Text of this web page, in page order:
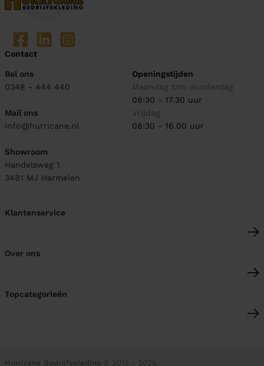
Contact
Bel ons
0348 - 444 440
Mail ons
info@hurricane.nl
Showroom
Handelsweg 1
3481 MJ Harmelen
Openingstijden
Maandag t/m donderdag
08:30 - 17.30 uur
Vrijdag
08:30 - 16.00 uur
Klantenservice
Over ons
Topcategorieën
Hurricane Bedrijfskleding © 2013 - 2026